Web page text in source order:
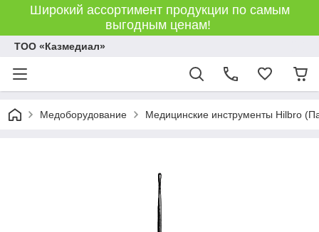
Широкий ассортимент продукции по самым
выгодным ценам!
ТОО «Казмедиал»
Медоборудование Медицинские инструменты Hilbro